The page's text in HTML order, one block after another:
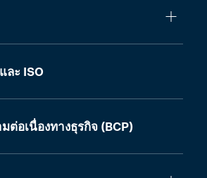
ละ ISO
ต่อเนื่องทางธุรกิจ (BCP)